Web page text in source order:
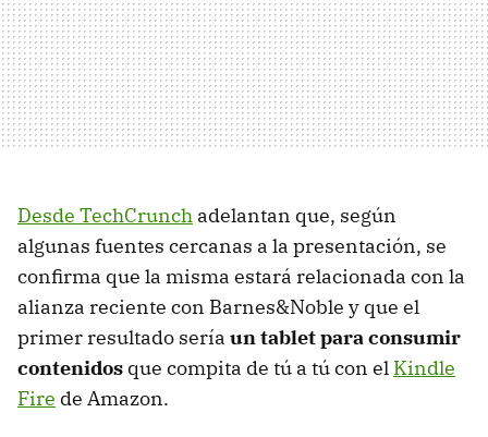
Desde TechCrunch adelantan que, según
algunas fuentes cercanas a la presentación, se
confirma que la misma estará relacionada con la
alianza reciente con Barnes&Noble y que el
primer resultado sería un tablet para consumir
contenidos que compita de tú a tú con el Kindle
Fire de Amazon.